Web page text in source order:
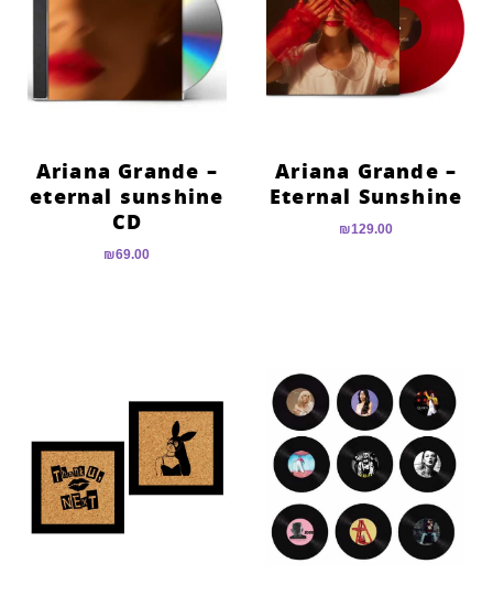
Ariana Grande –
Eternal Sunshine
₪129.00
Ariana Grande –
eternal sunshine
CD
₪69.00